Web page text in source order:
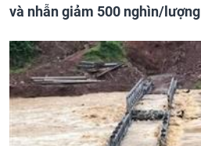
và nhẫn giảm 500 nghìn/lượng